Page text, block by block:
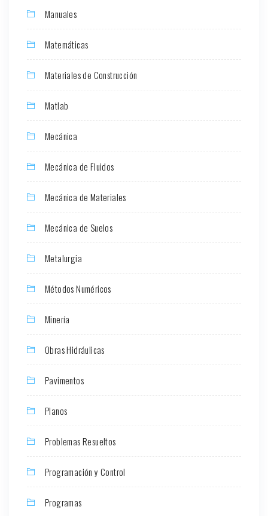
Manuales
Matemáticas
Materiales de Construcción
Matlab
Mecánica
Mecánica de Fluidos
Mecánica de Materiales
Mecánica de Suelos
Metalurgia
Métodos Numéricos
Minería
Obras Hidráulicas
Pavimentos
Planos
Problemas Resueltos
Programación y Control
Programas